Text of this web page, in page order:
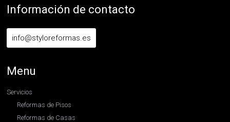
Información de contacto
info@styloreformas.es
Menu
Servicios
Reformas de Pisos
Reformas de Casas